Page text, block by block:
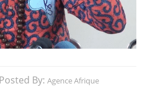
Posted By: Agence Afrique